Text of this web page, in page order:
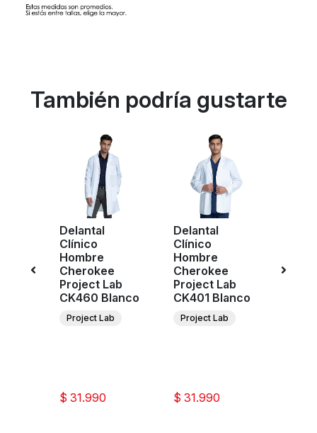
También podría gustarte
Delantal
Clínico
Hombre
Cherokee
Project Lab
CK460 Blanco
Project Lab
$ 31.990
Delantal
Clínico
Hombre
Cherokee
Project Lab
CK401 Blanco
Project Lab
$ 31.990